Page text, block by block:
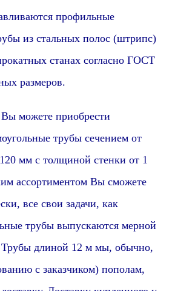
профильные
из стальных полос (штрипс)
станах согласно ГОСТ
размеров.
приобрести
трубы сечением от
120 мм с толщиной стенки от 1
ассортиментом Вы сможете
все свои задачи, как
трубы выпускаются мерной
длиной 12 м мы, обычно,
с заказчиком) пополам,